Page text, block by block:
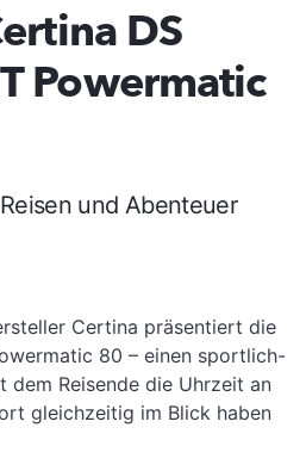
DS
Powermatic
und Abenteuer
Certina präsentiert die
80 – einen sportlich-
dem Reisende die Uhrzeit an
gleichzeitig im Blick haben